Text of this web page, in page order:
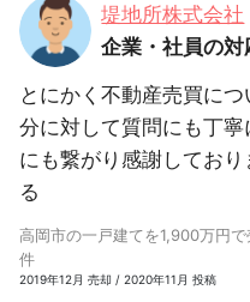
堤地所株式会社
企業・社員の対
とにかく不動産売買に
分に対して質問にも丁
にも繋がり感謝してお
る
高岡市の一戸建てを1,900万円
件
2019年12月 売却 / 2020年11月 投稿